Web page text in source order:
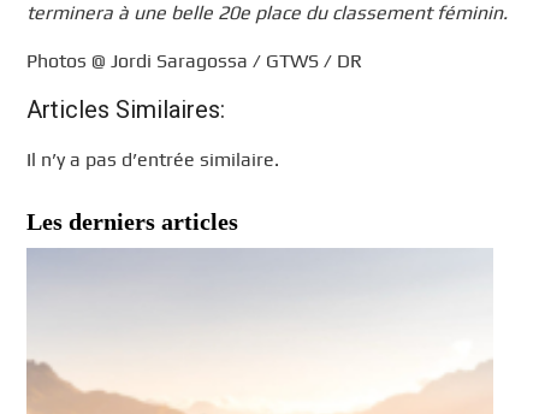
terminera à une belle 20e place du classement féminin.
Photos @ Jordi Saragossa / GTWS / DR
Articles Similaires:
Il n’y a pas d’entrée similaire.
Les derniers articles